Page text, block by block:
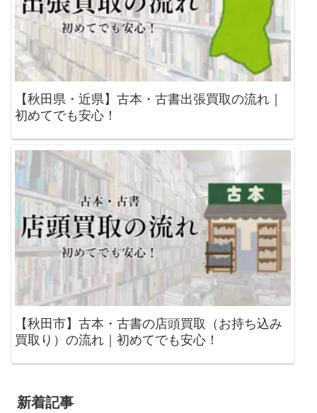
【秋田県・近県】古本・古書出張買取の流れ｜
初めてでも安心！
【秋田市】古本・古書の店頭買取（お持ち込み
買取り）の流れ｜初めてでも安心！
新着記事